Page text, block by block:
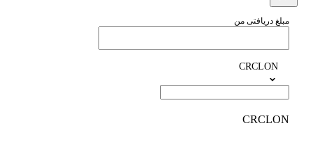
مبلغ دریافتی من
CRCLON
CRCLON